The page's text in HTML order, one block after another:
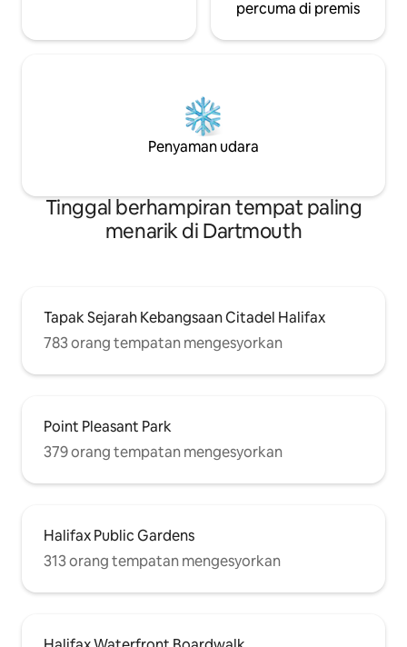
percuma di premis
Penyaman udara
Tinggal berhampiran tempat paling
menarik di Dartmouth
Tapak Sejarah Kebangsaan Citadel Halifax
783 orang tempatan mengesyorkan
Point Pleasant Park
379 orang tempatan mengesyorkan
Halifax Public Gardens
313 orang tempatan mengesyorkan